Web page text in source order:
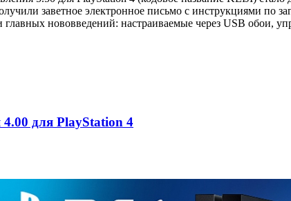
заветное электронное письмо с инструкциями по
главных нововведений: настраиваемые через USB обои,
4.00 для PlayStation 4